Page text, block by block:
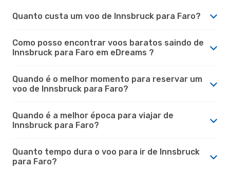
Quanto custa um voo de Innsbruck para Faro?
Como posso encontrar voos baratos saindo de
Innsbruck para Faro em eDreams ?
Quando é o melhor momento para reservar um
voo de Innsbruck para Faro?
Quando é a melhor época para viajar de
Innsbruck para Faro?
Quanto tempo dura o voo para ir de Innsbruck
para Faro?